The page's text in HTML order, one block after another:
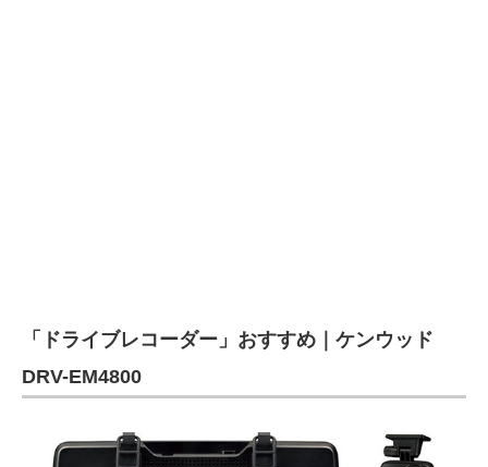
「ドライブレコーダー」おすすめ｜ケンウッド
DRV-EM4800